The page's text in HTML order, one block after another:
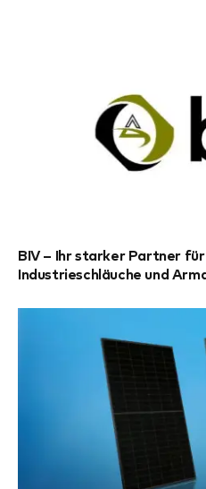
BIV – Ihr starker Partner
Industrieschläuche und